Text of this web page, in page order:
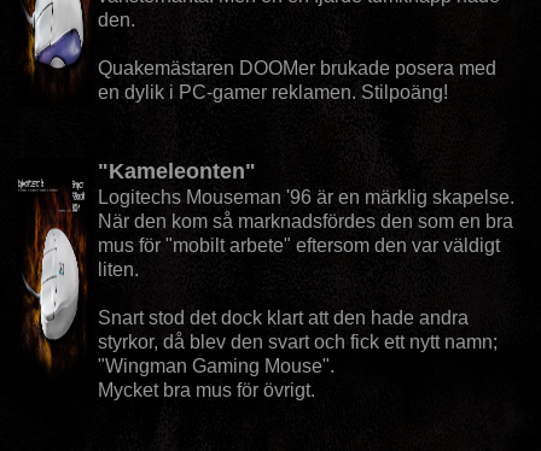
den.
Quakemästaren DOOMer brukade posera med
en dylik i PC-gamer reklamen. Stilpoäng!
"Kameleonten"
Logitechs Mouseman '96 är en märklig skapelse.
När den kom så marknadsfördes den som en bra
mus för "mobilt arbete" eftersom den var väldigt
liten.
Snart stod det dock klart att den hade andra
styrkor, då blev den svart och fick ett nytt namn;
"Wingman Gaming Mouse".
Mycket bra mus för övrigt.